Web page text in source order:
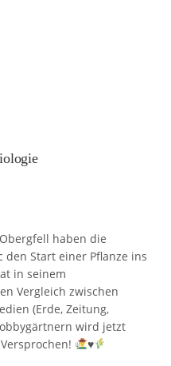
haben die
Start einer Pflanze ins
in seinem
Vergleich zwischen
(Erde, Zeitung,
wird jetzt
♥️